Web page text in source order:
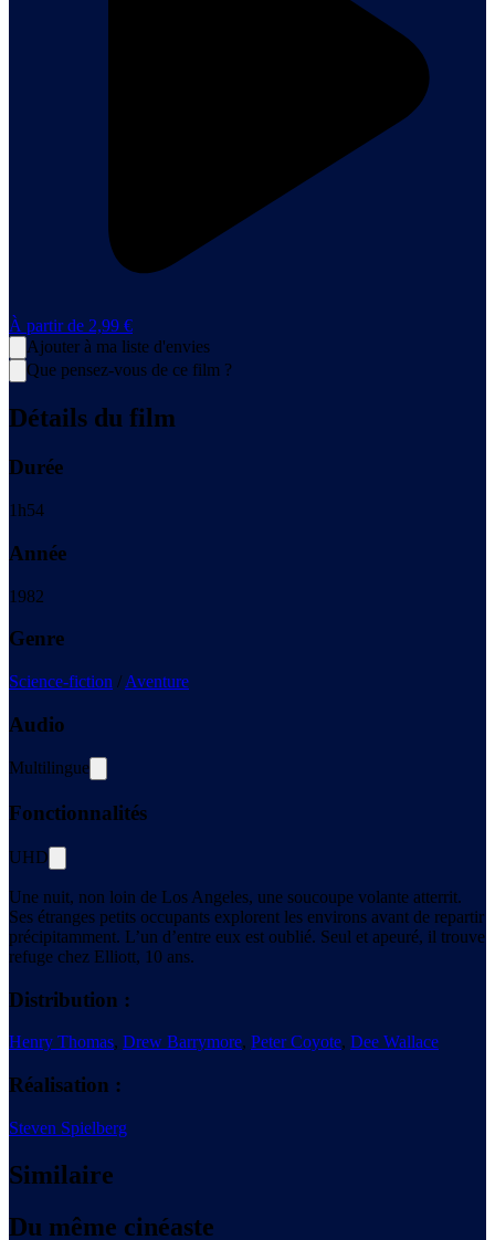
À partir de 2,99 €
Ajouter à ma liste d'envies
Que pensez-vous de ce film ?
Détails du film
Durée
1 h54
Année
1982
Genre
Science-fiction / Aventure
Audio
Multilingue
Fonctionnalités
UHD
Une nuit, non loin de Los Angeles, une soucoupe volante atterrit.
Ses étranges petits occupants explorent les environs avant de repartir
précipitamment. L’un d’entre eux est oublié. Seul et apeuré, il trouve
refuge chez Elliott, 10 ans.
Distribution :
Henry Thomas, Drew Barrymore, Peter Coyote, Dee Wallace
Réalisation :
Steven Spielberg
Similaire
Du même cinéaste